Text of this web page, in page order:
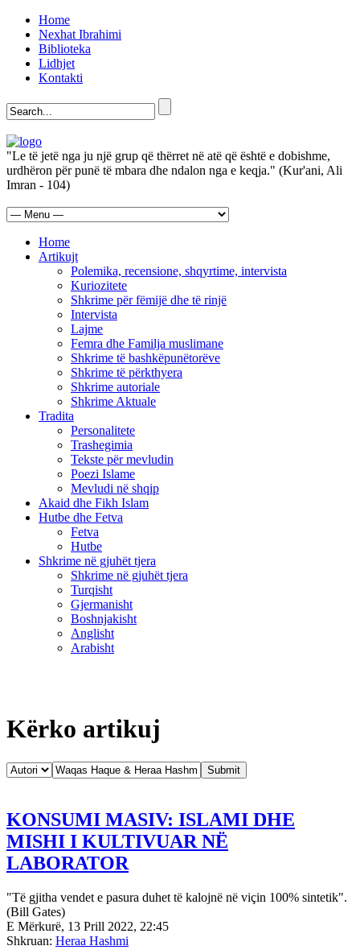
Home
Nexhat Ibrahimi
Biblioteka
Lidhjet
Kontakti
"Le të jetë nga ju një grup që thërret në atë që është e dobishme,
urdhëron për punë të mbara dhe ndalon nga e keqja." (Kur'ani, Ali
Imran - 104)
Home
Artikujt
Polemika, recensione, shqyrtime, intervista
Kuriozitete
Shkrime për fëmijë dhe të rinjë
Intervista
Lajme
Femra dhe Familja muslimane
Shkrime të bashkëpunëtorëve
Shkrime të përkthyera
Shkrime autoriale
Shkrime Aktuale
Tradita
Personalitete
Trashegimia
Tekste për mevludin
Poezi Islame
Mevludi në shqip
Akaid dhe Fikh Islam
Hutbe dhe Fetva
Fetva
Hutbe
Shkrime në gjuhët tjera
Shkrime në gjuhët tjera
Turqisht
Gjermanisht
Boshnjakisht
Anglisht
Arabisht
Kërko artikuj
KONSUMI MASIV: ISLAMI DHE
MISHI I KULTIVUAR NË
LABORATOR
"Të gjitha vendet e pasura duhet të kalojnë në viçin 100% sintetik".
(Bill Gates)
E Mërkurë, 13 Prill 2022, 22:45
Shkruan: Heraa Hashmi